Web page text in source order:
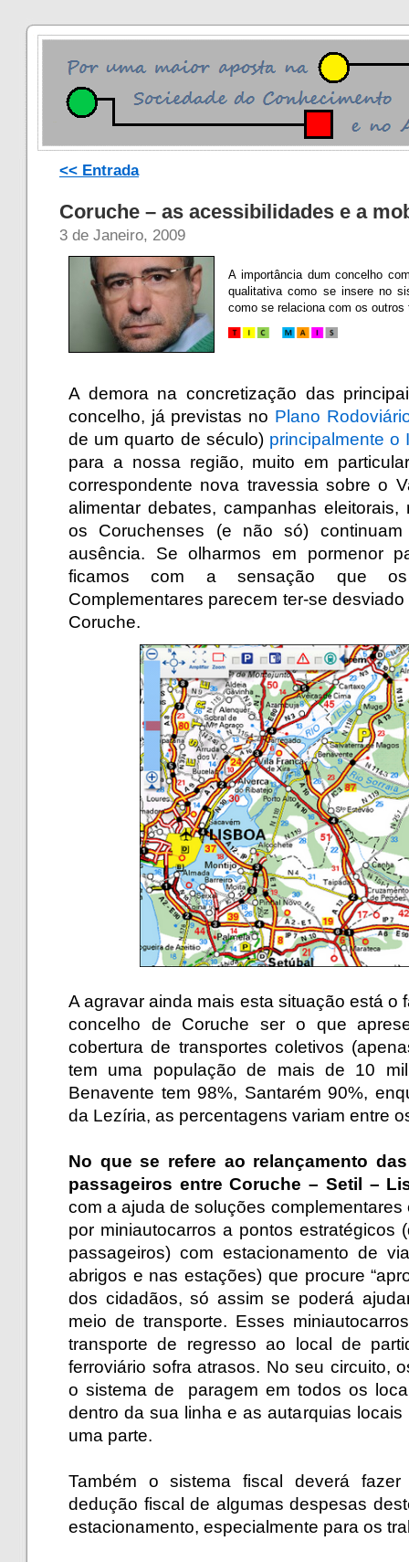
<< Entrada
Coruche – as acessibilidades e a
3 de Janeiro, 2009
A importância dum concelho
qualitativa como se insere no
como se relaciona com os outros
A demora na concretização das
concelho, já previstas no Plano
de um quarto de século) principalmente o
para a nossa região, muito em
correspondente nova travessia sobre o
alimentar debates, campanhas
os Coruchenses (e não só)
ausência. Se olharmos em pormenor
ficamos com a sensação que os
Complementares parecem ter-se
Coruche.
A agravar ainda mais esta situação está o
concelho de Coruche ser o que
cobertura de transportes coletivos
tem uma população de mais de 10
Benavente tem 98%, Santarém 90%,
da Lezíria, as percentagens variam entre
No que se refere ao relançamento
passageiros entre Coruche – Setil –
com a ajuda de soluções
por miniautocarros a pontos estratégicos
passageiros) com estacionamento de
abrigos e nas estações) que procure
dos cidadãos, só assim se poderá
meio de transporte. Esses
transporte de regresso ao local de
ferroviário sofra atrasos. No seu circuito,
o sistema de paragem em todos os
dentro da sua linha e as autarquias
uma parte.
Também o sistema fiscal deverá
dedução fiscal de algumas despesas
estacionamento, especialmente para os